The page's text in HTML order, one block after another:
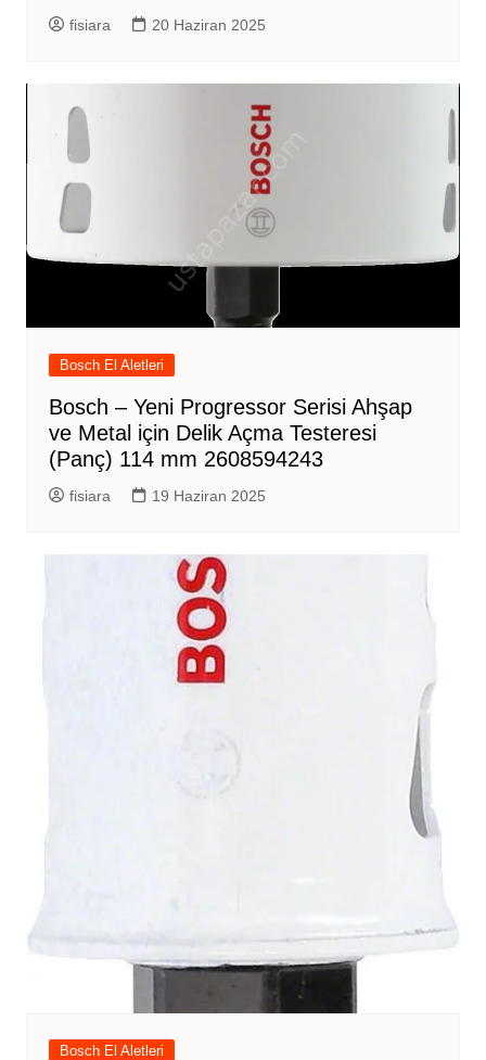
fisiara 20 Haziran 2025
Bosch El Aletleri
Bosch – Yeni Progressor Serisi Ahşap
ve Metal için Delik Açma Testeresi
(Panç) 114 mm 2608594243
fisiara 19 Haziran 2025
Bosch El Aletleri